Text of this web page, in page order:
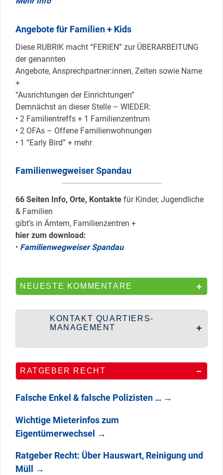
Angebote für Familien + Kids
Diese RUBRIK macht “FERIEN” zur ÜBERARBEITUNG
der genannten
Angebote, Ansprechpartner:innen, Zeiten sowie Name
+
“Ausrichtungen der Einrichtungen”
Demnächst an dieser Stelle – WIEDER:
• 2 Familientreffs + 1 Familienzentrum
• 2 OFAs – Offene Familienwohnungen
• 1 “Early Bird” + mehr
Familienwegweiser Spandau
66 Seiten Info, Orte, Kontakte für Kinder, Jugendliche
& Familien
gibt’s in Ämtern, Familienzentren +
hier zum download:
• Familienwegweiser Spandau
NEUESTE KOMMENTARE
KONTAKT QUARTIERS-
MANAGEMENT
RATGEBER RECHT
Falsche Enkel & falsche Polizisten … →
Wichtige Mieterinfos zum
Eigentümerwechsel →
Ratgeber Recht: Über Hauswart, Reinigung und
Müll
→